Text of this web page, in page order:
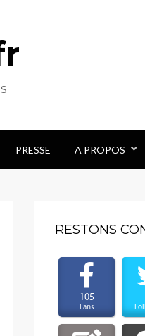
PRESSE A PROPOS
RESTONS
105
Fans